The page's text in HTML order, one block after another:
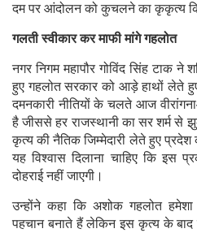
दम पर आंदोलन को कुचलने का कृकृत्य
गलती स्वीकार कर माफी मांगे गहलोत
नगर निगम महापौर गोविंद सिंह टाक ने
हुए गहलोत सरकार को आड़े हाथों लेते
दमनकारी नीतियों के चलते आज
है जीससे हर राजस्थानी का सर शर्म से
कृत्य की नैतिक जिम्मेदारी लेते हुए प्रदेश
यह विश्वास दिलाना चाहिए कि इस
दोहराई नहीं जाएगी।
उन्होंने कहा कि अशोक गहलोत हमेशा
पहचान बनाते हैं लेकिन इस कृत्य के